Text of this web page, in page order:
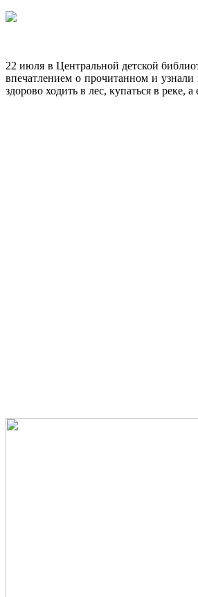
22 июля в Центральной детской
впечатлением о прочитанном и
здорово ходить в лес, купаться в